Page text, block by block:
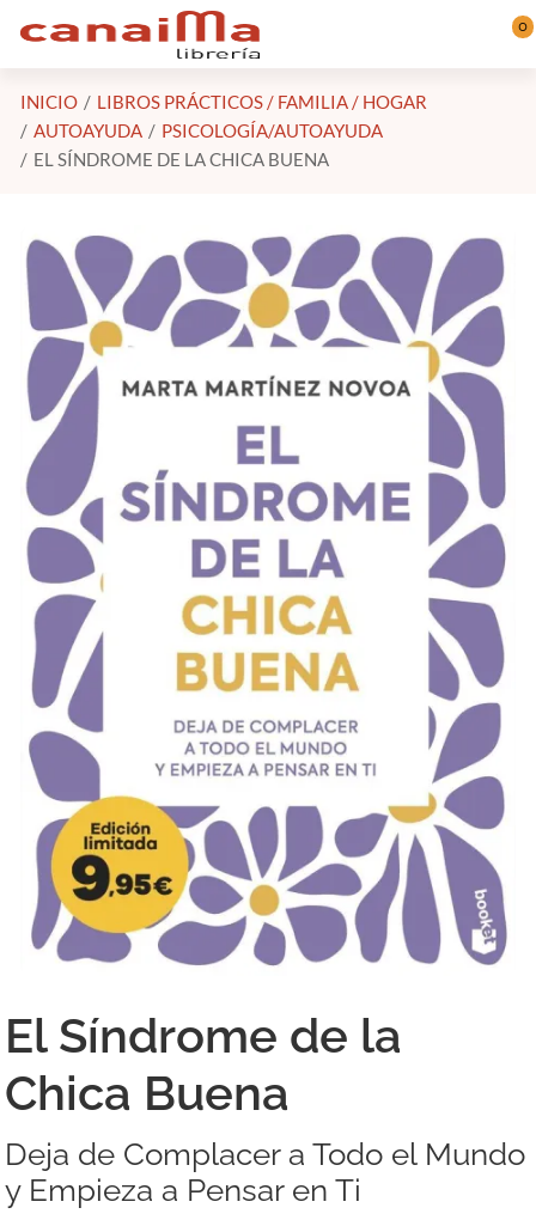
Saltar al contenido principal 0
INICIO
LIBROS PRÁCTICOS / FAMILIA / HOGAR
AUTOAYUDA
PSICOLOGÍA/AUTOAYUDA
EL SÍNDROME DE LA CHICA BUENA
El Síndrome de la
Chica Buena
Deja de Complacer a Todo el Mundo
y Empieza a Pensar en Ti